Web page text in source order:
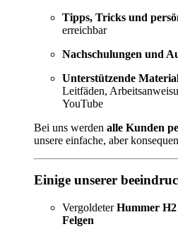
Tipps, Tricks und
erreichbar
Nachschulungen und
Unterstützende
Leitfäden,
YouTube
Bei uns werden alle Kunden
unsere einfache, aber
Einige unserer
VergoldeterHummer H2
Felgen